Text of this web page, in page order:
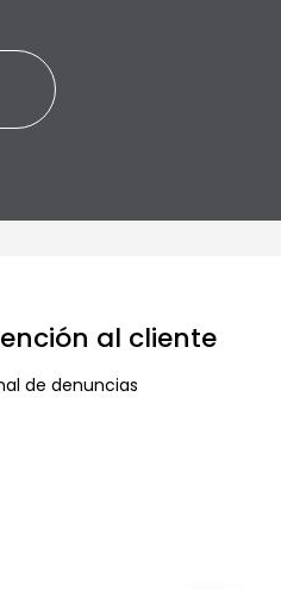
al cliente
de denuncias